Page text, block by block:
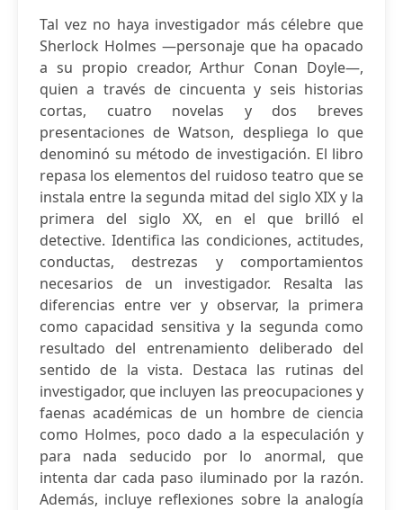
Tal vez no haya investigador más célebre que
Sherlock Holmes —personaje que ha opacado
a su propio creador, Arthur Conan Doyle—,
quien a través de cincuenta y seis historias
cortas, cuatro novelas y dos breves
presentaciones de Watson, despliega lo que
denominó su método de investigación. El libro
repasa los elementos del ruidoso teatro que se
instala entre la segunda mitad del siglo XIX y la
primera del siglo XX, en el que brilló el
detective. Identifica las condiciones, actitudes,
conductas, destrezas y comportamientos
necesarios de un investigador. Resalta las
diferencias entre ver y observar, la primera
como capacidad sensitiva y la segunda como
resultado del entrenamiento deliberado del
sentido de la vista. Destaca las rutinas del
investigador, que incluyen las preocupaciones y
faenas académicas de un hombre de ciencia
como Holmes, poco dado a la especulación y
para nada seducido por lo anormal, que
intenta dar cada paso iluminado por la razón.
Además, incluye reflexiones sobre la analogía